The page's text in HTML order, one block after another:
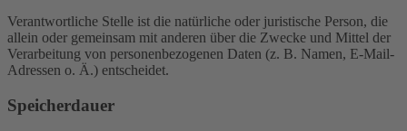
Verantwortliche Stelle ist die natürliche oder juristische Person, die
allein oder gemeinsam mit anderen über die Zwecke und Mittel der
Verarbeitung von personenbezogenen Daten (z. B. Namen, E-Mail-
Adressen o. Ä.) entscheidet.
Speicherdauer